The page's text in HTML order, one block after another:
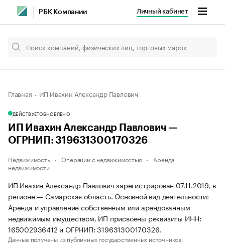
РБК Компании Личный кабинет
Главная ИП Ивахин Александр Павлович
ДЕЙСТВУЕТОБНОВЛЕНО
ИП Ивахин Александр Павлович —
ОГРНИП: 319631300170326
Недвижимость Операции с недвижимостью
Аренда
недвижимости
ИП Ивахин Александр Павлович зарегистрирован 07.11.2019, в
регионе — Самарская область. Основной вид деятельности:
Аренда и управление собственным или арендованным
недвижимым имуществом. ИП присвоены реквизиты ИНН:
165002936412 и ОГРНИП: 319631300170326.
Данные получены из публичных государственных источников.